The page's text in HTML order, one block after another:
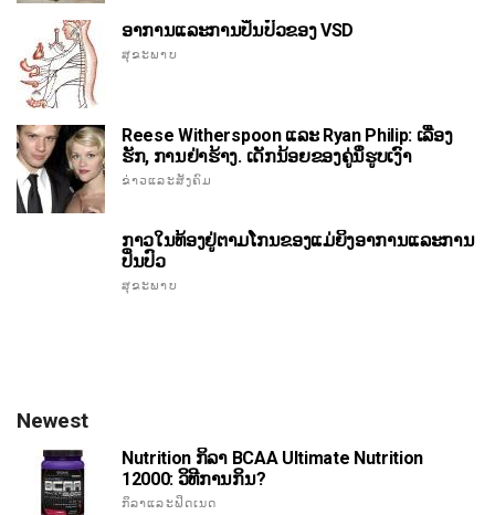
ອາການແລະການປິ່ນປົວຂອງ VSD
ສຸຂະພາບ
Reese Witherspoon ແລະ Ryan Philip: ເລື່ອງ
ຮັກ, ການຢ່າຮ້າງ. ເດັກນ້ອຍຂອງຄູ່ນ່ຶຮູບເງົາ
ຂ່າວແລະສັງຄົມ
ກາວໃນທ້ອງຢູ່ຕາມໂກນຂອງແມ່ຍິງອາການແລະການ
ປິ່ນປົວ
ສຸຂະພາບ
Newest
Nutrition ກິລາ BCAA Ultimate Nutrition
12000: ວິທີການກິນ?
ກິລາແລະຟິດເນດ